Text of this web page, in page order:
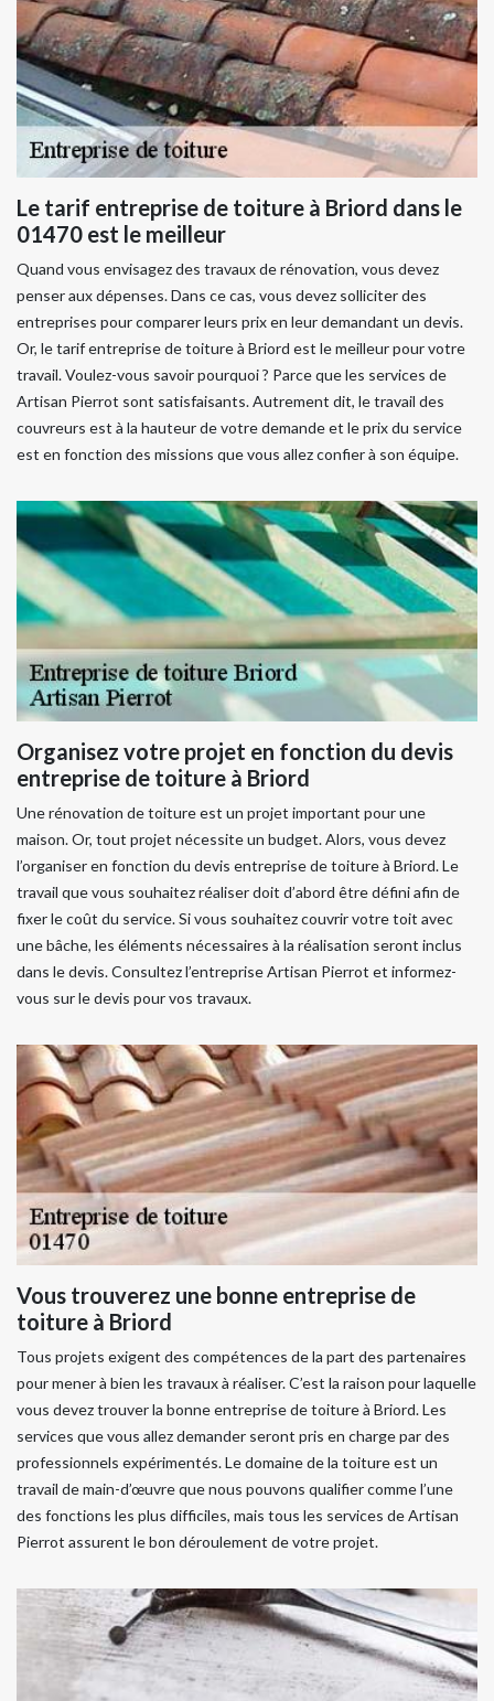
Le tarif entreprise de toiture à Briord dans le
01470 est le meilleur
Quand vous envisagez des travaux de rénovation, vous devez
penser aux dépenses. Dans ce cas, vous devez solliciter des
entreprises pour comparer leurs prix en leur demandant un devis.
Or, le tarif entreprise de toiture à Briord est le meilleur pour votre
travail. Voulez-vous savoir pourquoi ? Parce que les services de
Artisan Pierrot sont satisfaisants. Autrement dit, le travail des
couvreurs est à la hauteur de votre demande et le prix du service
est en fonction des missions que vous allez confier à son équipe.
Organisez votre projet en fonction du devis
entreprise de toiture à Briord
Une rénovation de toiture est un projet important pour une
maison. Or, tout projet nécessite un budget. Alors, vous devez
l’organiser en fonction du devis entreprise de toiture à Briord. Le
travail que vous souhaitez réaliser doit d’abord être défini afin de
fixer le coût du service. Si vous souhaitez couvrir votre toit avec
une bâche, les éléments nécessaires à la réalisation seront inclus
dans le devis. Consultez l’entreprise Artisan Pierrot et informez-
vous sur le devis pour vos travaux.
Vous trouverez une bonne entreprise de
toiture à Briord
Tous projets exigent des compétences de la part des partenaires
pour mener à bien les travaux à réaliser. C’est la raison pour laquelle
vous devez trouver la bonne entreprise de toiture à Briord. Les
services que vous allez demander seront pris en charge par des
professionnels expérimentés. Le domaine de la toiture est un
travail de main-d’œuvre que nous pouvons qualifier comme l’une
des fonctions les plus difficiles, mais tous les services de Artisan
Pierrot assurent le bon déroulement de votre projet.